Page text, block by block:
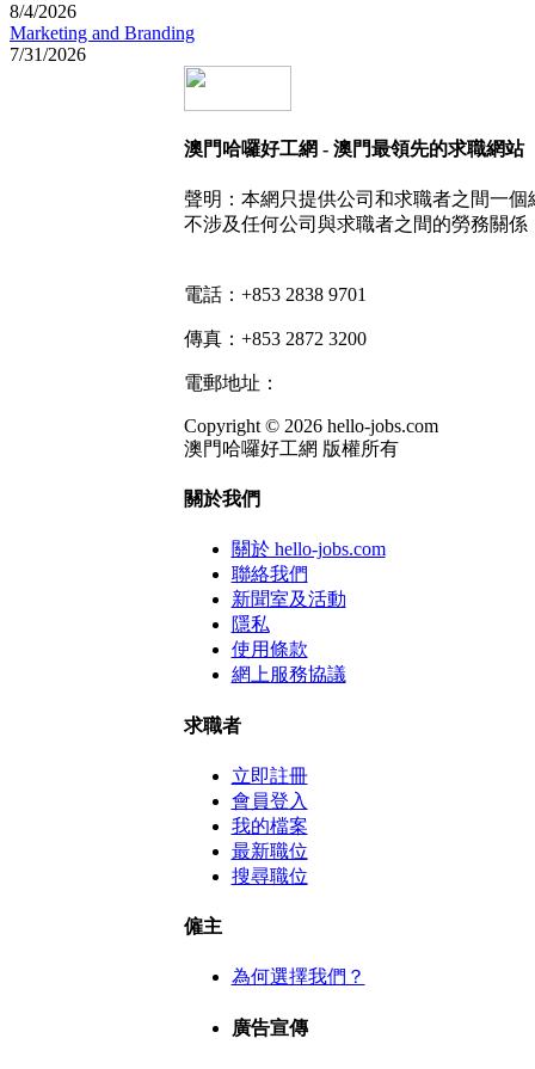
8/4/2026
Marketing and Branding
7/31/2026
澳門哈囉好工網 - 澳門最領先的求職網站
聲明：本網只提供公司和求職者之間一個
不涉及任何公司與求職者之間的勞務關係
電話：+853 2838 9701
傳真：+853 2872 3200
電郵地址：
Copyright © 2026 hello-jobs.com
澳門哈囉好工網 版權所有
關於我們
關於 hello-jobs.com
聯絡我們
新聞室及活動
隱私
使用條款
網上服務協議
求職者
立即註冊
會員登入
我的檔案
最新職位
搜尋職位
僱主
為何選擇我們？
廣告宣傳